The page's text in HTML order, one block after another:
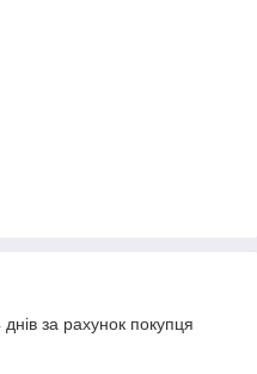
за рахунок покупця